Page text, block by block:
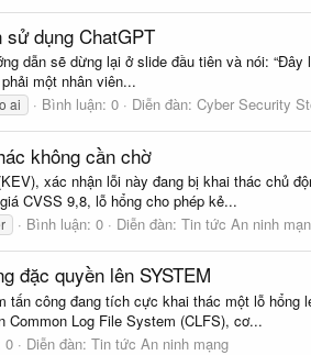
dụng ChatGPT
dẫn sẽ dừng lại ở slide đầu tiên và nói:
một nhân viên...
ai Bình luận: 0 Diễn đàn: Cyber Security
không cần chờ
xác nhận lỗi này đang bị khai thác chủ
CVSS 9,8, lỗ hổng cho phép kẻ...
Bình luận: 0 Diễn đàn: Tin tức An ninh
đặc quyền lên SYSTEM
công đang tích cực khai thác một lỗ hổng
Common Log File System (CLFS), cơ...
0 Diễn đàn: Tin tức An ninh mạng